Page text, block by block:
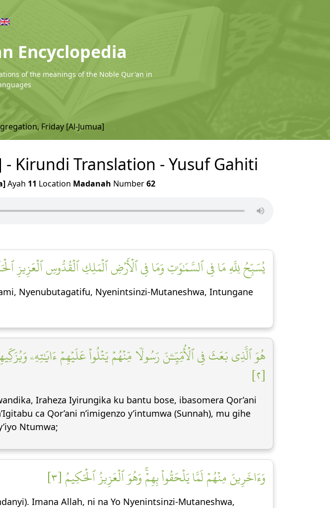
Encyclopedia
of the meanings of the Noble Qur'an in
Friday [Al-Jumua]
Kirundi Translation - Yusuf Gahiti
Ayah 11 Location Madanah Number62
يُسَبِّحُ لِلَّهِ مَا فِي ٱلسَّمَٰوَٰتِ وَمَا فِي ٱلۡأَرۡضِ ٱلۡمَلِكِ ٱلۡقُدُّوسِ ٱلۡعَزِيزِ
Nyenubutagatifu, Nyenintsinzi-Mutaneshwa, Intungane
هُوَ ٱلَّذِي بَعَثَ فِي ٱلۡأُمِّيِّـۧنَ رَسُولٗا مِّنۡهُمۡ يَتۡلُواْ عَلَيۡهِمۡ ءَايَٰتِهِۦ
[٢]
Iraheza Iyirungika ku bantu bose, ibasomera Qor’ani
ca Qor’ani n’imigenzo y’intumwa (Sunnah), mu gihe
Ntumwa;
وَءَاخَرِينَ مِنۡهُمۡ لَمَّا يَلۡحَقُواْ بِهِمۡۚ وَهُوَ ٱلۡعَزِيزُ ٱلۡحَكِيمُ [٣]
Imana Allah, ni na Yo Nyenintsinzi-Mutaneshwa,